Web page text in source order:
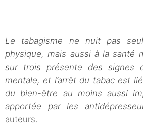
Le tabagisme ne nuit pas
physique, mais aussi à la santé
sur trois présente des signes
mentale, et l’arrêt du tabac est
du bien-être au moins aussi
apportée par les
auteurs.